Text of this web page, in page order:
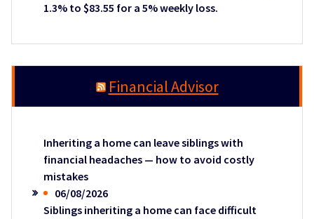
1.3% to $83.55 for a 5% weekly loss.
Financial Advisor
Inheriting a home can leave siblings with
financial headaches — how to avoid costly
mistakes
06/08/2026
Siblings inheriting a home can face difficult